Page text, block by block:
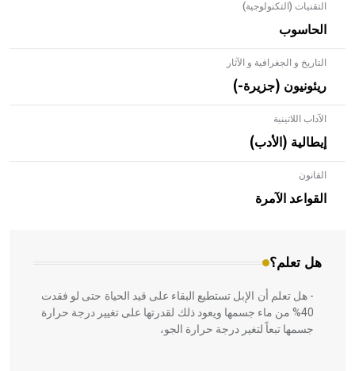
التقنيات (التكنولوجية)
الحاسوب
التاريخ و الجغرافية و الآثار
ريئونيون (جزيرة-)
الآداب اللاتينية
إيطالية (الأدب)
القانون
القواعد الآمرة
هل تعلم؟
- هل تعلم أن الأبلق نوع من الفنون الهندسية التي ارتبطت
بالعمارة الإسلامية في بلاد الشام ومصر خاصة، حيث يحرص
المعمار على بناء مداميكه وخاصة في الواجهات
- هل تعلم أن الإبل تستطيع البقاء على قيد الحياة حتى لو فقدت
40% من ماء جسمها ويعود ذلك لقدرتها على تغيير درجة حرارة
جسمها تبعاً لتغير درجة حرارة الجو،